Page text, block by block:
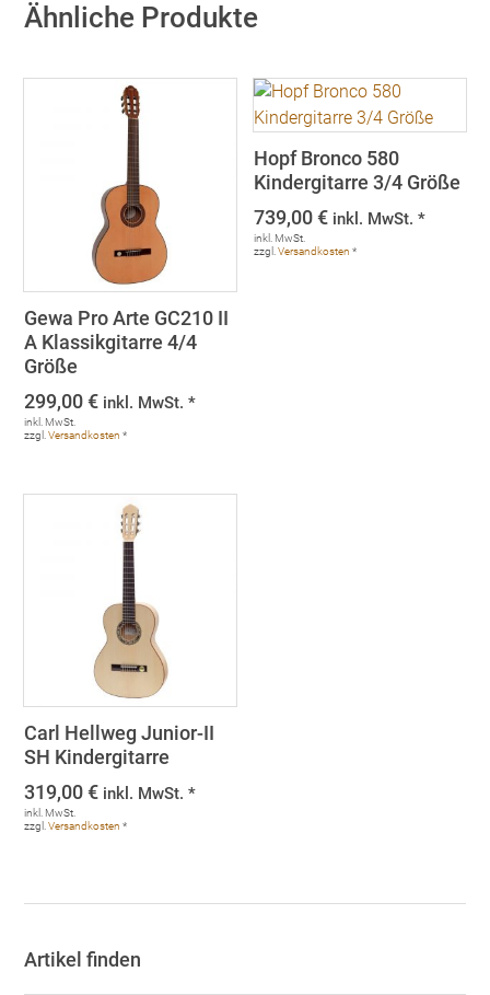
Ähnliche Produkte
Gewa Pro Arte GC210 II
A Klassikgitarre 4/4
Größe
299,00€ inkl. MwSt. *
inkl. MwSt.
zzgl.Versandkosten *
Hopf Bronco 580
Kindergitarre 3/4 Größe
739,00€ inkl. MwSt. *
inkl. MwSt.
zzgl.Versandkosten *
Carl Hellweg Junior-II
SH Kindergitarre
319,00€ inkl. MwSt. *
inkl. MwSt.
zzgl.Versandkosten *
Artikel finden